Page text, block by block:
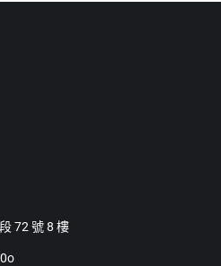
72 號 8 樓